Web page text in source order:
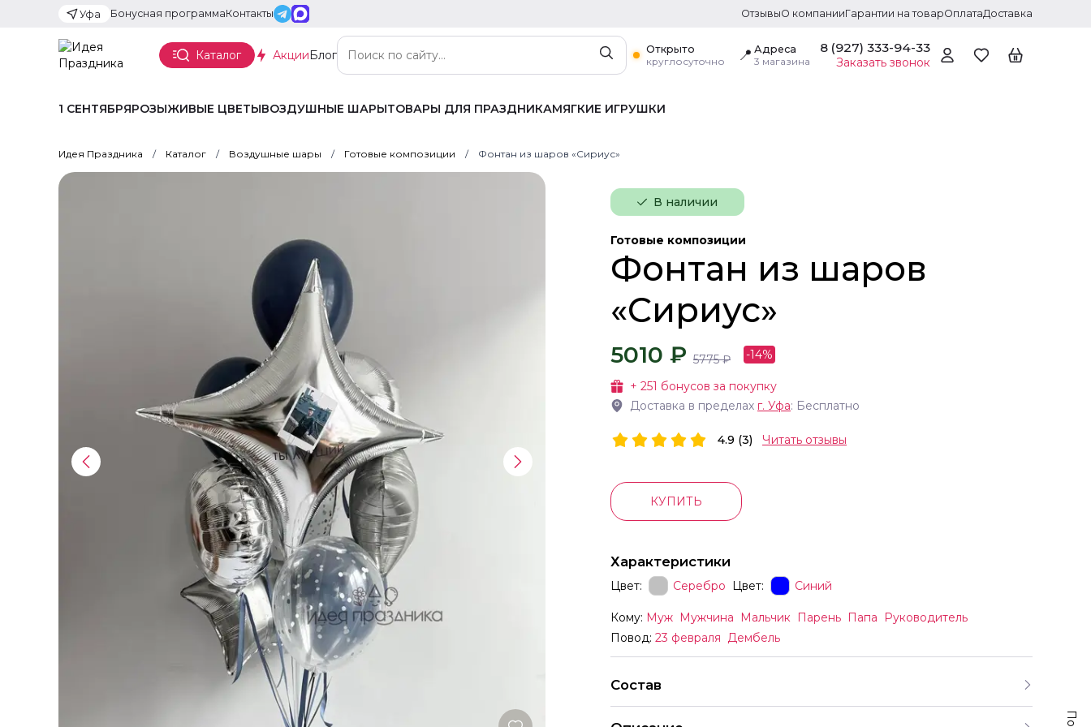
Уфа Бонусная программаКонтакты ОтзывыО компанииГарантии на товарОплатаДоставка
Каталог АкцииБлог
Открыто
круглосуточно
📍 Адреса
3 магазина
8 (927) 333-94-33
Заказать звонок
1 СЕНТЯБРЯРОЗЫЖИВЫЕ ЦВЕТЫВОЗДУШНЫЕ ШАРЫТОВАРЫ ДЛЯ ПРАЗДНИКАМЯГКИЕ ИГРУШКИ
Идея Праздника Каталог Воздушные шары Готовые композиции Фонтан из шаров «Сириус»
В наличии
Готовые композиции
Фонтан из шаров
«Сириус»
5010 ₽ 5775₽ -14%
+ 251 бонусов за покупку
Доставка в пределах г. Уфа: Бесплатно
4.9 (3) Читать отзывы
КУПИТЬ
Характеристики
Цвет: Серебро Цвет: Синий
Кому: Муж Мужчина Мальчик Парень Папа
Руководитель
Повод: 23 февраля Дембель
Состав